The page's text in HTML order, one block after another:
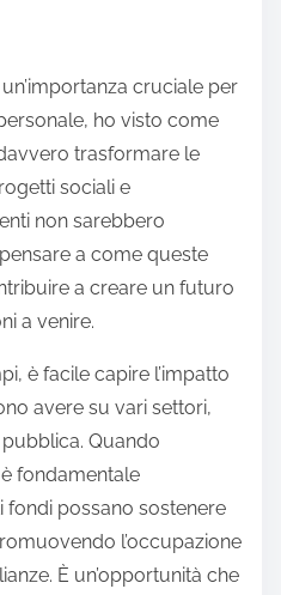
cruciale per
ho visto come
trasformare le
sociali e
non sarebbero
a come queste
a creare un futuro
a venire.
è facile capire l’impatto
avere su vari settori,
Quando
fondamentale
possano sostenere
l’occupazione
È un’opportunità che